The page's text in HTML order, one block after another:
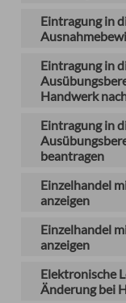
Eintragung in
Eintragung in
Handwerk
Eintragung in
beantragen
Einzelhandel
anzeigen
Einzelhandel
anzeigen
Elektronische
Änderung bei